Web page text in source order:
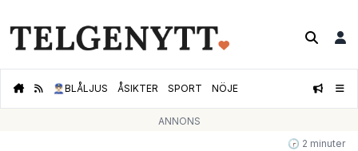
👮🏻‍♂️BLÅLJUS ÅSIKTER SPORT NÖJE
ANNONS
🕝 2 minuter